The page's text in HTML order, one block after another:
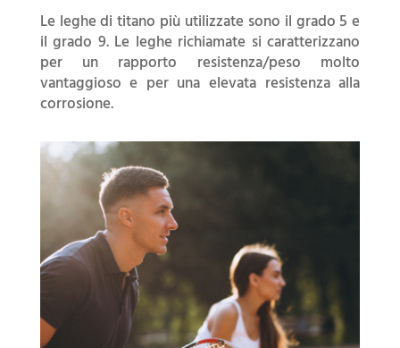
Le leghe di titano più utilizzate sono il grado 5 e
il grado 9. Le leghe richiamate si caratterizzano
per un rapporto resistenza/peso molto
vantaggioso e per una elevata resistenza alla
corrosione.